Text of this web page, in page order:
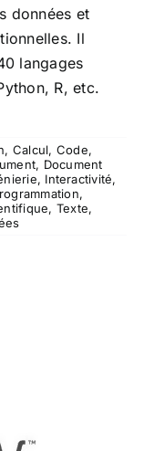
données et
Il
langages
R, etc.
, Calcul, Code,
, Document
, Interactivité,
,
, Texte,